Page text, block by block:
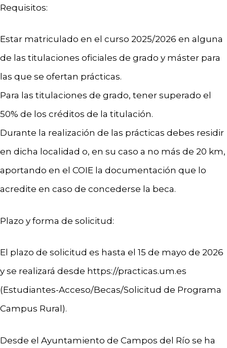
Requisitos:
Estar matriculado en el curso 2025/2026 en alguna
de las titulaciones oficiales de grado y máster para
las que se ofertan prácticas.
Para las titulaciones de grado, tener superado el
50% de los créditos de la titulación.
Durante la realización de las prácticas debes residir
en dicha localidad o, en su caso a no más de 20 km,
aportando en el COIE la documentación que lo
acredite en caso de concederse la beca.
Plazo y forma de solicitud:
El plazo de solicitud es hasta el 15 de mayo de 2026
y se realizará desde https://practicas.um.es
(Estudiantes-Acceso/Becas/Solicitud de Programa
Campus Rural).
Desde el Ayuntamiento de Campos del Río se ha